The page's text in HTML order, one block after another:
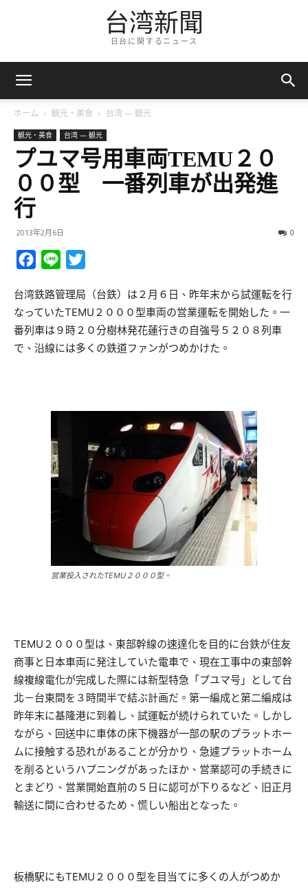
台湾新聞
日台に関するニュース
ホーム 観光・美食 台湾 — 観光
観光・美食 台湾 — 観光
プユマ号用車両TEMU２０
００型 一番列車が出発進
行
2013年2月6日 0
Facebook
Line
台湾鉄路管理局（台鉄）は２月６日、昨年末から試運転を行
なっていたTEMU２０００型車両の営業運転を開始した。一
番列車は９時２０分樹林発花蓮行きの自強号５２０８列車
で、沿線には多くの鉄道ファンがつめかけた。
営業投入されたTEMU２０００型。
TEMU２０００型は、東部幹線の速達化を目的に台鉄が住友
商事と日本車両に発注していた電車で、現在工事中の東部幹
線複線電化が完成した際には新型特急「プユマ号」として台
北－台東間を３時間半で結ぶ計画だ。第一編成と第二編成は
昨年末に基隆港に到着し、試運転が続けられていた。しかし
ながら、回送中に車体の床下機器が一部の駅のプラットホー
ムに接触する恐れがあることが分かり、急遽プラットホーム
を削るというハプニングがあったほか、営業認可の手続きに
とまどり、営業開始直前の５日に認可が下りるなど、旧正月
輸送に間に合わせるため、慌しい船出となった。
板橋駅にもTEMU２０００型を目当てに多くの人がつめか